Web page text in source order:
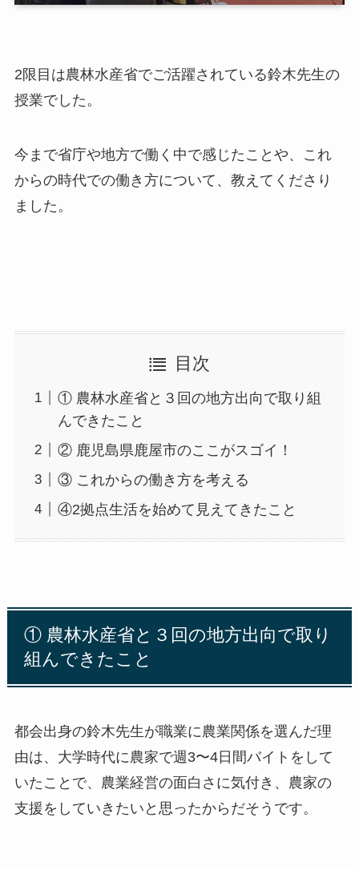
2 限目は農林水産省でご活躍されている鈴木先生の
授業でした。
今まで省庁や地方で働く中で感じたことや、これ
からの時代での働き方について、教えてくださり
ました。
目次
① 農林水産省と３回の地方出向で取り組
んできたこと
② 鹿児島県鹿屋市のここがスゴイ！
③ これからの働き方を考える
④2拠点生活を始めて見えてきたこと
① 農林水産省と３回の地方出向で取り
組んできたこと
都会出身の鈴木先生が職業に農業関係を選んだ理
由は、大学時代に農家で週3〜4日間バイトをして
いたことで、農業経営の面白さに気付き、農家の
支援をしていきたいと思ったからだそうです。